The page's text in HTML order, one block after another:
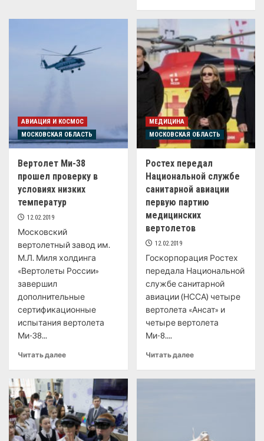
АВИАЦИЯ И КОСМОС
МОСКОВСКАЯ ОБЛАСТЬ
Вертолет Ми-38
прошел проверку в
условиях низких
температур
12.02.2019
Московский
вертолетный завод им.
М.Л. Миля холдинга
«Вертолеты России»
завершил
дополнительные
сертификационные
испытания вертолета
Ми-38...
Читать далее
МЕДИЦИНА
МОСКОВСКАЯ ОБЛАСТЬ
Ростех передал
Национальной службе
санитарной авиации
первую партию
медицинских
вертолетов
12.02.2019
Госкорпорация Ростех
передала Национальной
службе санитарной
авиации (НССА) четыре
вертолета «Ансат» и
четыре вертолета
Ми-8....
Читать далее